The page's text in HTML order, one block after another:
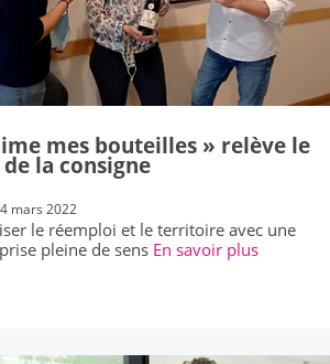
mes bouteilles » relève le
la consigne
mars 2022
le réemploi et le territoire avec une
pleine de sens En savoir plus